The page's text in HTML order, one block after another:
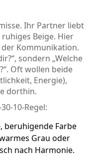
Ihr Partner liebt
Beige. Hier
Kommunikation.
sondern „Welche
Oft wollen beide
Energie),
dorthin.
10-Regel:
beruhigende Farbe
Grau oder
nach Harmonie.